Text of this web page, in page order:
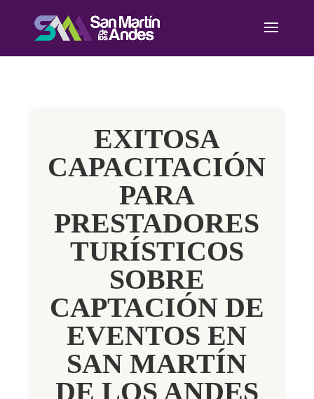
EXITOSA
CAPACITACIÓN
PARA
PRESTADORES
TURÍSTICOS
SOBRE
CAPTACIÓN DE
EVENTOS EN
SAN MARTÍN
DE LOS ANDES